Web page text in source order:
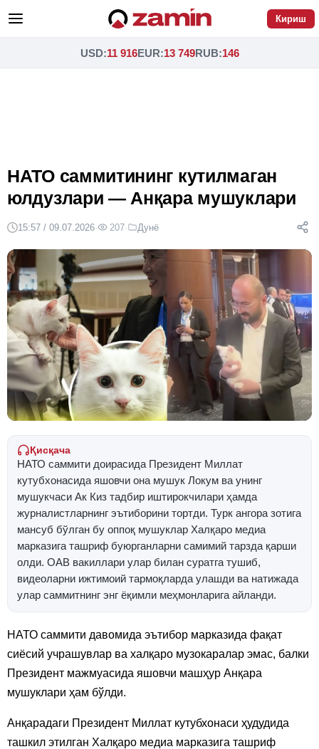
Кириш
USD:11 916EUR:13 749RUB:146
НАТО саммитининг кутилмаган
юлдузлари — Анқара мушуклари
15:57 / 09.07.2026· 207· Дунё
Қисқача
НАТО саммити доирасида Президент Миллат
кутубхонасида яшовчи она мушук Локум ва унинг
мушукчаси Ак Киз тадбир иштирокчилари ҳамда
журналистларнинг эътиборини тортди. Турк ангора зотига
мансуб бўлган бу оппоқ мушуклар Халқаро медиа
марказига ташриф буюрганларни самимий тарзда қарши
олди. ОАВ вакиллари улар билан суратга тушиб,
видеоларни ижтимоий тармоқларда улашди ва натижада
улар саммитнинг энг ёқимли меҳмонларига айланди.
НАТО саммити давомида эътибор марказида фақат
сиёсий учрашувлар ва халқаро музокаралар эмас, балки
Президент мажмуасида яшовчи машҳур Анқара
мушуклари ҳам бўлди.
Анқарадаги Президент Миллат кутубхонаси ҳудудида
ташкил этилган Халқаро медиа марказига ташриф